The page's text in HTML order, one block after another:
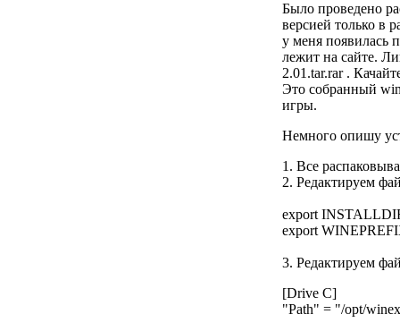
Было проведено
версией только в
у меня появилаcь
лежит на сайте.
2.01.tar.rar .
Это собранный
игры.
Немного опишу
1. Все
2. Редактируем
export
export
3. Редактируем
[Drive C]
"Path" = "/opt/